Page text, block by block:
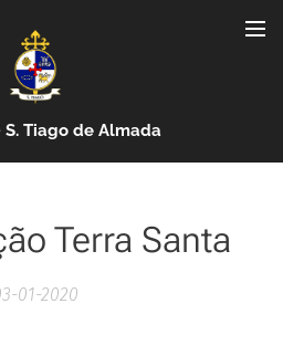
S. Tiago de Almada
Terra Santa
01-2020